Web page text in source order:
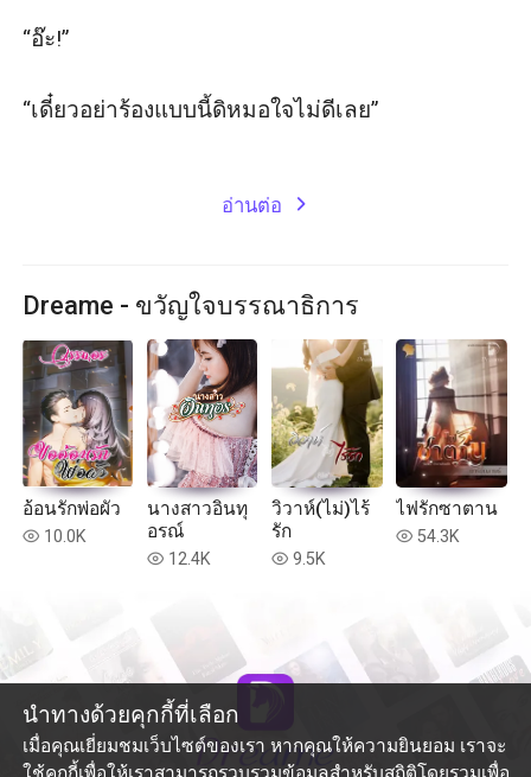
นำทางด้วยคุกกี้ที่เลือก
เมื่อคุณเยี่ยมชมเว็บไซต์ของเรา หากคุณให้ความยินยอม เราจะ
“อ๊ะ!”
“เดี๋ยวอย่าร้องแบบนี้ดิหมอใจไม่ดีเลย”
อ่านต่อ expand_more
Dreame - ขวัญใจบรรณาธิการ
อ้อนรักพ่อผัว
read 10.0K
นางสาวอินทุ
อรณ์
read 12.4K
วิวาห์(ไม่)ไร้
รัก
read 9.5K
ไฟรักซาตาน
read 54.3K